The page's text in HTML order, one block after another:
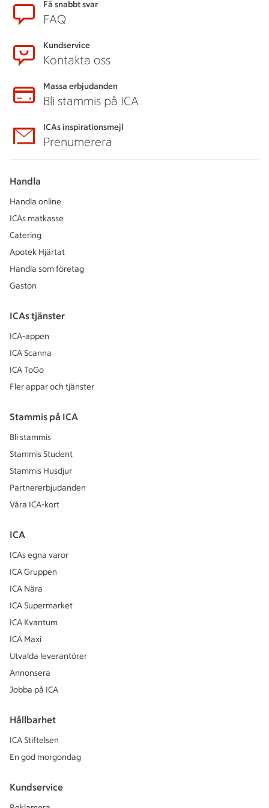
Få snabbt svar
FAQ
Kundservice
Kontakta oss
Massa erbjudanden
Bli stammis på ICA
ICAs inspirationsmejl
Prenumerera
Handla
Handla online
ICAs matkasse
Catering
Apotek Hjärtat
Handla som företag
Gaston
ICAs tjänster
ICA-appen
ICA Scanna
ICA ToGo
Fler appar och tjänster
Stammis på ICA
Bli stammis
Stammis Student
Stammis Husdjur
Partnererbjudanden
Våra ICA-kort
ICA
ICAs egna varor
ICA Gruppen
ICA Nära
ICA Supermarket
ICA Kvantum
ICA Maxi
Utvalda leverantörer
Annonsera
Jobba på ICA
Hållbarhet
ICA Stiftelsen
En god morgondag
Kundservice